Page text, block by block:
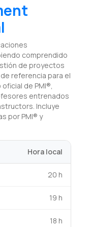
comprendido
de proyectos
referencia para el
de PMI®,
entrenados
Incluye
por PMI® y
Hora local
20 h
19 h
18 h